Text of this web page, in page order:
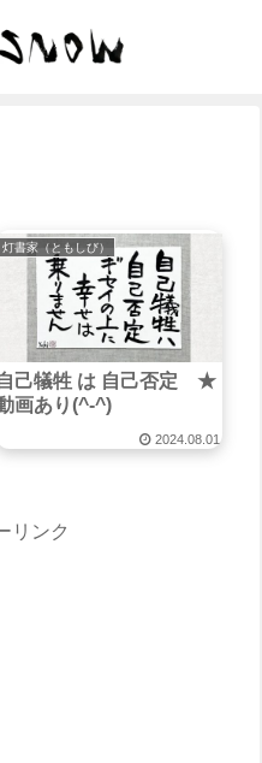
灯書家（ともしび）
己犠牲 は 自己否定 ★
画あり(^-^)
2024.08.01
リンク